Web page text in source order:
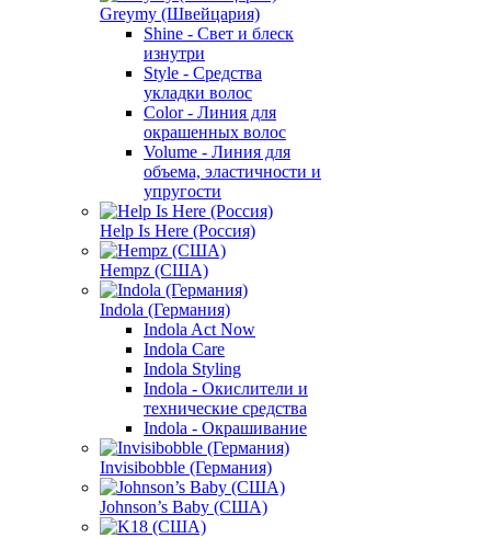
Greymy (Швейцария)
Shine - Свет и блеск
изнутри
Style - Средства
укладки волос
Color - Линия для
окрашенных волос
Volume - Линия для
объема, эластичности и
упругости
Help Is Here (Россия)
Hempz (США)
Indola (Германия)
Indola Act Now
Indola Care
Indola Styling
Indola - Окислители и
технические средства
Indola - Окрашивание
Invisibobble (Германия)
Johnson’s Baby (США)